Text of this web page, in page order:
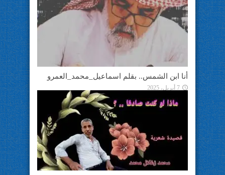
أنا ابن الشمس.. بقلم اسماعيل_محمد_العمرو
7 أبريل، 2025